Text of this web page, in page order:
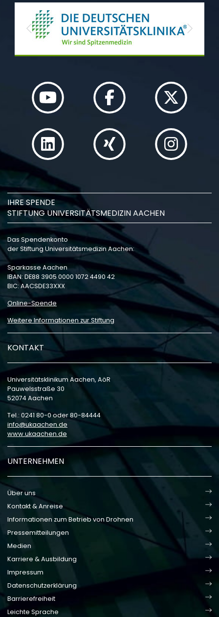
Previous Next
IHRE SPENDE
STIFTUNG UNIVERSITÄTSMEDIZIN AACHEN
Das Spendenkonto
der Stiftung Universitätsmedizin Aachen:
Sparkasse Aachen
IBAN: DE88 3905 0000 1072 4490 42
BIC: AACSDE33XXX
Online-Spende
Weitere Informationen zur Stiftung
KONTAKT
Universitätsklinikum Aachen, AöR
Pauwelsstraße 30
52074 Aachen
Tel.: 0241 80-0 oder 80-84444
info
ukaachen de
www.ukaachen.de
UNTERNEHMEN
Über uns
Kontakt & Anreise
Informationen zum Betrieb von Drohnen
Pressemitteilungen
Medien
Karriere & Ausbildung
Impressum
Datenschutzerklärung
Barrierefreiheit
Leichte Sprache